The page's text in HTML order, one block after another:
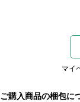
マイ
ご購入商品の梱包に